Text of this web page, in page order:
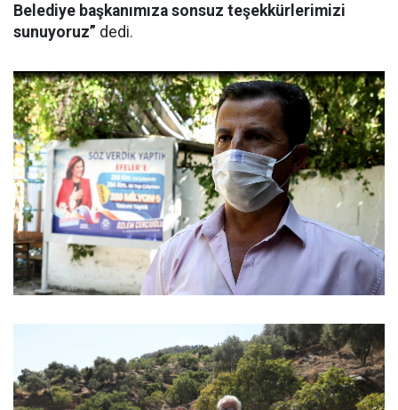
Belediye başkanımıza sonsuz teşekkürlerimizi
sunuyoruz” dedi.